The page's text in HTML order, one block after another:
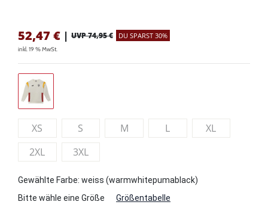
52,47 € | UVP 74,95 € DU SPARST 30%
inkl. 19 % MwSt.
XS S M L
XL
2XL
3XL
Gewählte Farbe: weiss (warmwhitepumablack)
Bitte wähle eine Größe
Größentabelle